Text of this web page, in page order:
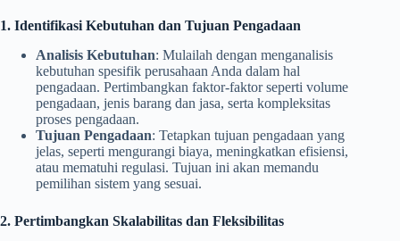
1. Identifikasi Kebutuhan dan Tujuan Pengadaan
Analisis Kebutuhan: Mulailah dengan menganalisis
kebutuhan spesifik perusahaan Anda dalam hal
pengadaan. Pertimbangkan faktor-faktor seperti volume
pengadaan, jenis barang dan jasa, serta kompleksitas
proses pengadaan.
Tujuan Pengadaan: Tetapkan tujuan pengadaan yang
jelas, seperti mengurangi biaya, meningkatkan efisiensi,
atau mematuhi regulasi. Tujuan ini akan memandu
pemilihan sistem yang sesuai.
2. Pertimbangkan Skalabilitas dan Fleksibilitas